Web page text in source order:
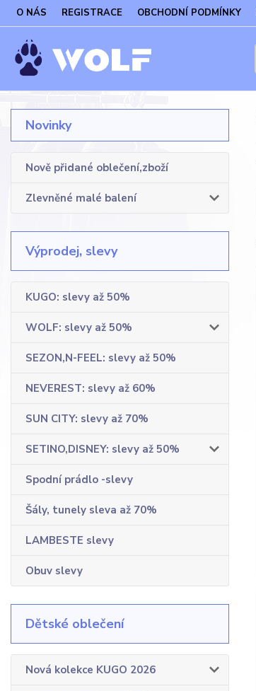
O NÁS REGISTRACE OBCHODNÍ PODMÍNKY
Novinky
Nově přidané oblečení,zboží
Zlevněné malé balení
Výprodej, slevy
KUGO: slevy až 50%
WOLF: slevy až 50%
SEZON,N-FEEL: slevy až 50%
NEVEREST: slevy až 60%
SUN CITY: slevy až 70%
SETINO,DISNEY: slevy až 50%
Spodní prádlo -slevy
Šály, tunely sleva až 70%
LAMBESTE slevy
Obuv slevy
Dětské oblečení
Nová kolekce KUGO 2026